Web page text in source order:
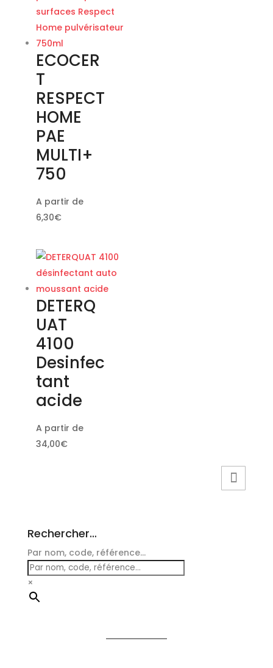
ECOCER
T
RESPECT
HOME
PAE
MULTI+
750
A partir de
6,30€
DETERQ
UAT
4100
Desinfec
tant
acide
A partir de
34,00€
Rechercher…
Par nom, code, référence...
×